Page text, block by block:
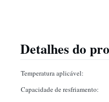
Detalhes do
Temperatura aplicável:
Capacidade de resfriamento: